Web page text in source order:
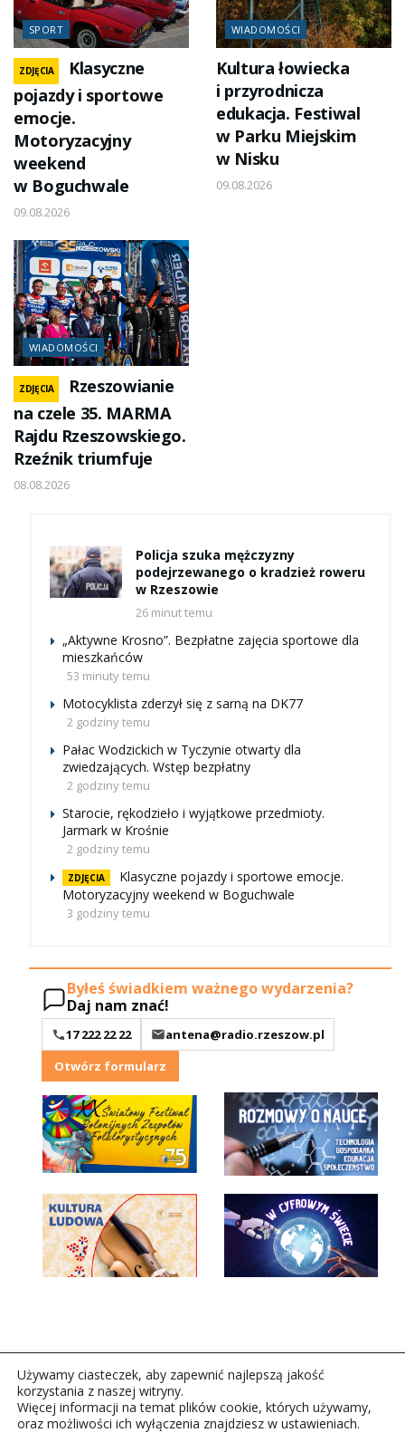
SPORT
ZDJĘCIA
Klasyczne
pojazdy i sportowe
emocje.
Motoryzacyjny
weekend
w Boguchwale
09.08.2026
WIADOMOŚCI
Kultura łowiecka
i przyrodnicza
edukacja. Festiwal
w Parku Miejskim
w Nisku
09.08.2026
WIADOMOŚCI
ZDJĘCIA
Rzeszowianie
na czele 35. MARMA
Rajdu Rzeszowskiego.
Rzeźnik triumfuje
08.08.2026
Policja szuka mężczyzny
podejrzewanego o kradzież roweru
w Rzeszowie
26 minut temu
„Aktywne Krosno”. Bezpłatne zajęcia sportowe dla
mieszkańców
53 minuty temu
Motocyklista zderzył się z sarną na DK77
2 godziny temu
Pałac Wodzickich w Tyczynie otwarty dla
zwiedzających. Wstęp bezpłatny
2 godziny temu
Starocie, rękodzieło i wyjątkowe przedmioty.
Jarmark w Krośnie
2 godziny temu
ZDJĘCIA
Klasyczne pojazdy i sportowe emocje.
Motoryzacyjny weekend w Boguchwale
3 godziny temu
Byłeś świadkiem ważnego wydarzenia?
Daj nam znać!
17 222 22 22
antena@radio.rzeszow.pl
Otwórz formularz
Copyright © 2026Polskie Radio Rzeszów S.A. w likwidacj.
Używamy ciasteczek, aby zapewnić najlepszą jakość
korzystania z naszej witryny.
Więcej informacji na temat plików cookie, których używamy,
oraz możliwości ich wyłączenia znajdziesz w ustawieniach.